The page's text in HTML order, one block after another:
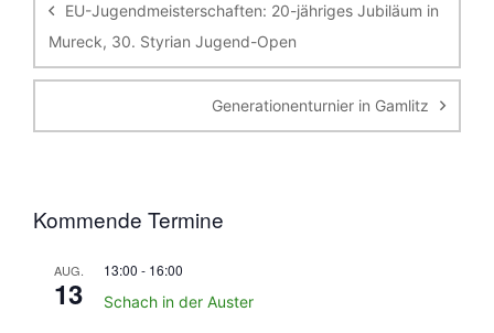
EU-Jugendmeisterschaften: 20-jähriges Jubiläum in
Mureck, 30. Styrian Jugend-Open
Generationenturnier in Gamlitz
Kommende Termine
AUG.
13
13:00 - 16:00
Schach in der Auster